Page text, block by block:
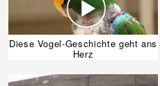
Diese Vogel-Geschichte geht ans
Herz